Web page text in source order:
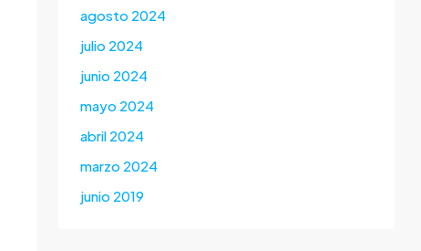
agosto 2024
julio 2024
junio 2024
mayo 2024
abril 2024
marzo 2024
junio 2019